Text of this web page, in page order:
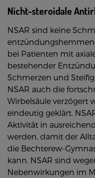
Nicht-steroidale
NSAR sind keine
bei Patienten mit
bestehender
Schmerzen und
NSAR auch die
Wirbelsäule verzögert
eindeutig geklärt.
Aktivität in
werden, damit der
die Bechterew-
kann. NSAR sind
Nebenwirkungen im